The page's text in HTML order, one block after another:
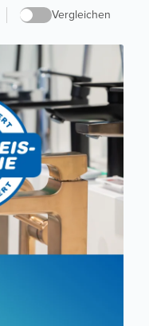
Vergleichen